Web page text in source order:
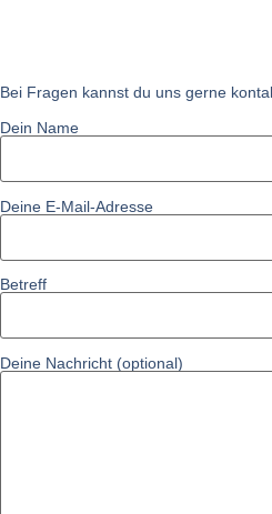
Bei Fragen kannst du uns gerne
Dein Name
Deine E-Mail-Adresse
Betreff
Deine Nachricht (optional)